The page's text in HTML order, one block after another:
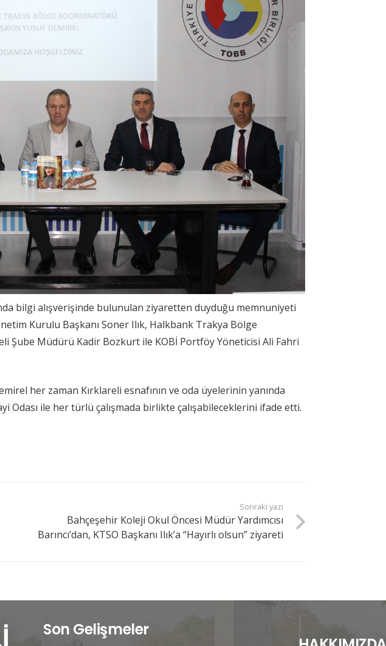
bilgi alışverişinde bulunulan ziyaretten duyduğu memnuniyeti
Kurulu Başkanı Soner Ilık, Halkbank Trakya Bölge
Şube Müdürü Kadir Bozkurt ile KOBİ Portföy Yöneticisi Ali Fahri
her zaman Kırklareli esnafının ve oda üyelerinin yanında
Odası ile her türlü çalışmada birlikte çalışabileceklerini ifade etti.
Sonraki yazı
Bahçeşehir Koleji Okul Öncesi Müdür Yardımcısı
Barıncı’dan, KTSO Başkanı Ilık’a “Hayırlı olsun” ziyareti
Son Gelişmeler